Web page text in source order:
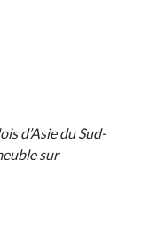
d’Asie du Sud-
sur